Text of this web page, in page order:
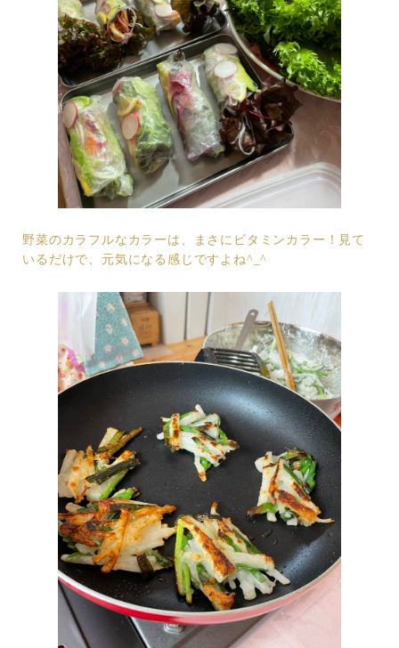
野菜のカラフルなカラーは、まさにビタミンカラー！見て
いるだけで、元気になる感じですよね^_^